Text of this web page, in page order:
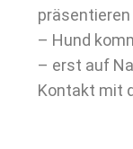
präsentieren
– Hund
– erst auf
Kontakt mit